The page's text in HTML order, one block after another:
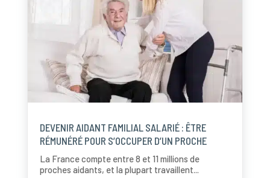
DEVENIR AIDANT FAMILIAL SALARIÉ : ÊTRE
RÉMUNÉRÉ POUR S’OCCUPER D’UN PROCHE
La France compte entre 8 et 11 millions de
proches aidants, et la plupart travaillent...